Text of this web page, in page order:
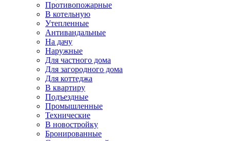
Противопожарные
В котельную
Утепленные
Антивандальные
На дачу
Наружные
Для частного дома
Для загородного дома
Для коттеджа
В квартиру
Подъездные
Промышленные
Технические
В новостройку
Бронированные